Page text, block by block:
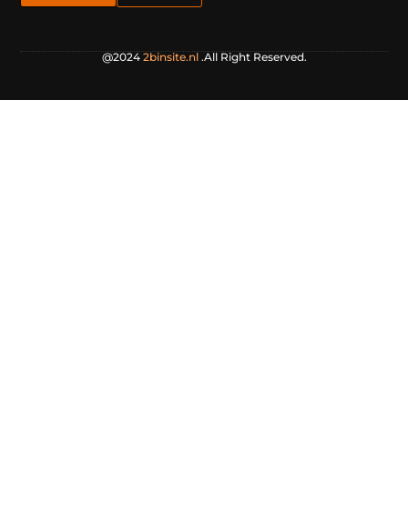
@2024 2binsite.nl.All Right Reserved.